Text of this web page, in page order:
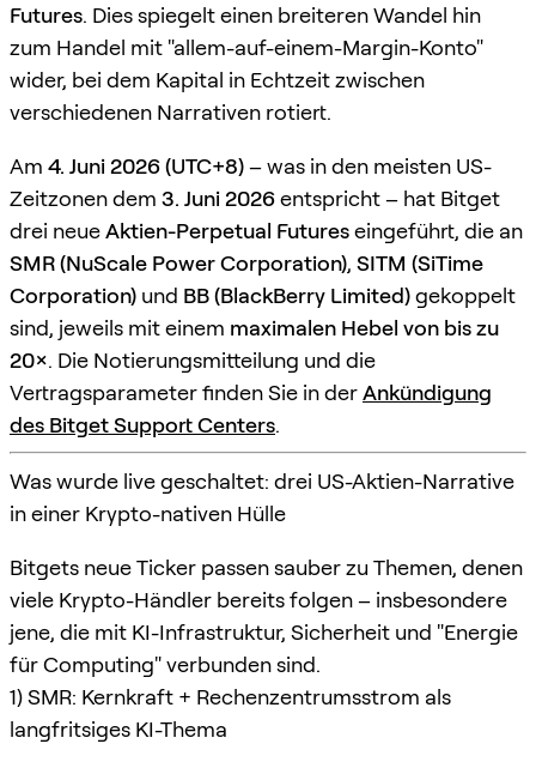
Futures. Dies spiegelt einen breiteren Wandel hin
zum Handel mit "allem-auf-einem-Margin-Konto"
wider, bei dem Kapital in Echtzeit zwischen
verschiedenen Narrativen rotiert.
Am 4. Juni 2026 (UTC+8)– was in den meisten US-
Zeitzonen dem 3. Juni 2026entspricht – hat Bitget
drei neueAktien-Perpetual Futureseingeführt, die an
SMR (NuScale Power Corporation), SITM (SiTime
Corporation) und BB (BlackBerry Limited)gekoppelt
sind, jeweils mit einem maximalen Hebel von bis zu
20×. Die Notierungsmitteilung und die
Vertragsparameter finden Sie in derAnkündigung
des Bitget Support Centers.
Was wurde live geschaltet: drei US-Aktien-Narrative
in einer Krypto-nativen Hülle
Bitgets neue Ticker passen sauber zu Themen, denen
viele Krypto-Händler bereits folgen – insbesondere
jene, die mit KI-Infrastruktur, Sicherheit und "Energie
für Computing" verbunden sind.
1) SMR: Kernkraft + Rechenzentrumsstrom als
langfritsiges KI-Thema